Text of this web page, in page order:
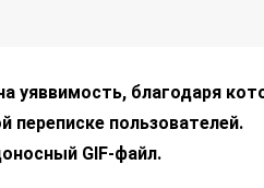
уяввимость, благодаря
переписке пользователей.
GIF-файл.